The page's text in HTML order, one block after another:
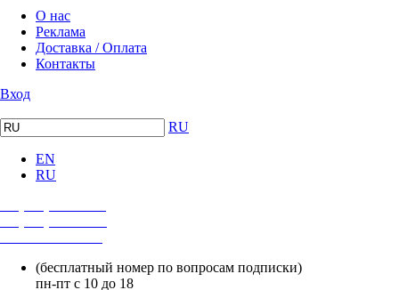
О нас
Реклама
Доставка / Оплата
Контакты
Вход
RU
EN
RU
(бесплатный номер по вопросам подписки)
пн-пт с 10 до 18